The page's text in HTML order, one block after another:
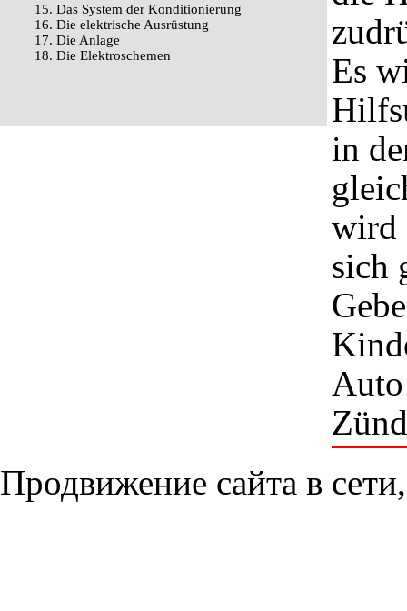
15. Das System der Konditionierung
16. Die elektrische Ausrüstung
17. Die Anlage
18. Die Elektroschemen
Es
in
wird
sich
Продвижение сайта в